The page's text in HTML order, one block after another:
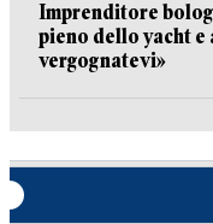
Imprenditore
pieno dello yacht e
vergognatevi»